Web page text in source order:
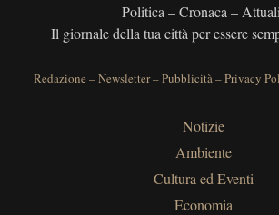
Politica – Cronaca –
Il giornale della tua città per essere
Redazione –Newsletter–Pubblicità–Privacy
Notizie
Ambiente
Cultura ed Eventi
Economia